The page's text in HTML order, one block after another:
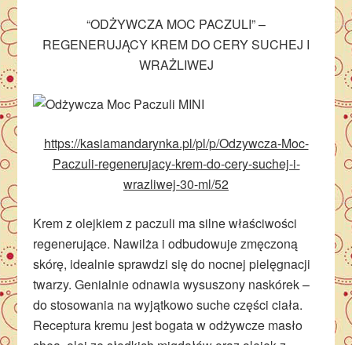
“ODŻYWCZA MOC PACZULI” –
REGENERUJĄCY KREM DO CERY SUCHEJ I
WRAŻLIWEJ
https://kasiamandarynka.pl/pl/p/Odzywcza-Moc-
Paczuli-regenerujacy-krem-do-cery-suchej-i-
wrazliwej-30-ml/52
Krem z olejkiem z paczuli ma silne właściwości
regenerujące. Nawilża i odbudowuje zmęczoną
skórę, idealnie sprawdzi się do nocnej pielęgnacji
twarzy. Genialnie odnawia wysuszony naskórek –
do stosowania na wyjątkowo suche części ciała.
Receptura kremu jest bogata w odżywcze masło